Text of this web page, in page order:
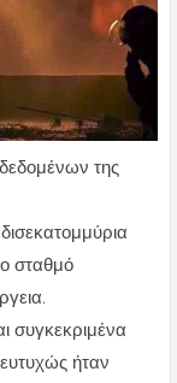
της
σταθμό
συγκεκριμένα
ήταν